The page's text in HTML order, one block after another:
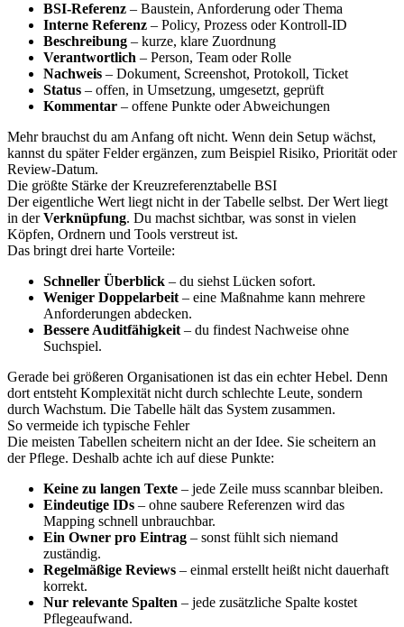
BSI-Referenz – Baustein, Anforderung oder Thema
Interne Referenz – Policy, Prozess oder Kontroll-ID
Beschreibung – kurze, klare Zuordnung
Verantwortlich – Person, Team oder Rolle
Nachweis – Dokument, Screenshot, Protokoll, Ticket
Status – offen, in Umsetzung, umgesetzt, geprüft
Kommentar – offene Punkte oder Abweichungen
Mehr brauchst du am Anfang oft nicht. Wenn dein Setup wächst,
kannst du später Felder ergänzen, zum Beispiel Risiko, Priorität oder
Review-Datum.
Die größte Stärke der Kreuzreferenztabelle BSI
Der eigentliche Wert liegt nicht in der Tabelle selbst. Der Wert liegt
in derVerknüpfung. Du machst sichtbar, was sonst in vielen
Köpfen, Ordnern und Tools verstreut ist.
Das bringt drei harte Vorteile:
Schneller Überblick – du siehst Lücken sofort.
Weniger Doppelarbeit – eine Maßnahme kann mehrere
Anforderungen abdecken.
Bessere Auditfähigkeit – du findest Nachweise ohne
Suchspiel.
Gerade bei größeren Organisationen ist das ein echter Hebel. Denn
dort entsteht Komplexität nicht durch schlechte Leute, sondern
durch Wachstum. Die Tabelle hält das System zusammen.
So vermeide ich typische Fehler
Die meisten Tabellen scheitern nicht an der Idee. Sie scheitern an
der Pflege. Deshalb achte ich auf diese Punkte:
Keine zu langen Texte – jede Zeile muss scannbar bleiben.
Eindeutige IDs – ohne saubere Referenzen wird das
Mapping schnell unbrauchbar.
Ein Owner pro Eintrag – sonst fühlt sich niemand
zuständig.
Regelmäßige Reviews – einmal erstellt heißt nicht dauerhaft
korrekt.
Nur relevante Spalten – jede zusätzliche Spalte kostet
Pflegeaufwand.